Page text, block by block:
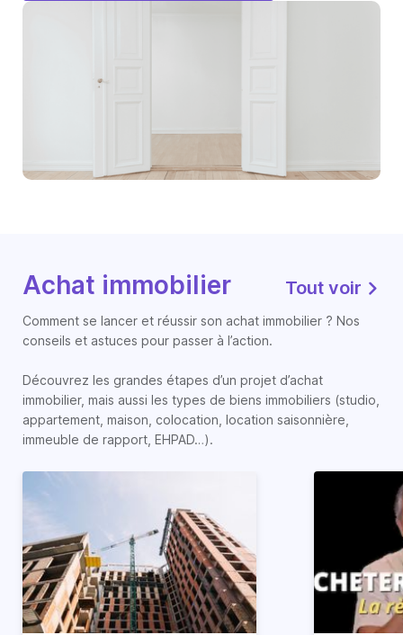
Achat immobilier Tout voir
Comment se lancer et réussir son achat immobilier ? Nos
conseils et astuces pour passer à l’action.
Découvrez les grandes étapes d’un projet d’achat
immobilier, mais aussi les types de biens immobiliers (studio,
appartement, maison, colocation, location saisonnière,
immeuble de rapport, EHPAD…).